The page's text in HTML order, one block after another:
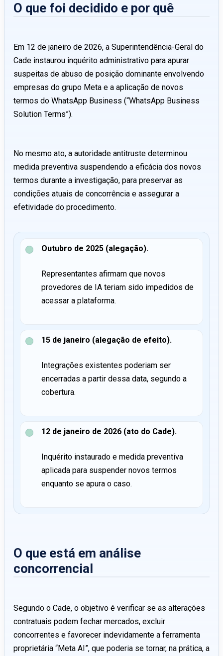
O que foi decidido e por quê
Em 12 de janeiro de 2026, a Superintendência-Geral do
Cade instaurou inquérito administrativo para apurar
suspeitas de abuso de posição dominante envolvendo
empresas do grupo Meta e a aplicação de novos
termos do WhatsApp Business (“WhatsApp Business
Solution Terms”).
No mesmo ato, a autoridade antitruste determinou
medida preventiva suspendendo a eficácia dos novos
termos durante a investigação, para preservar as
condições atuais de concorrência e assegurar a
efetividade do procedimento.
Outubro de 2025 (alegação).
Representantes afirmam que novos
provedores de IA teriam sido impedidos de
acessar a plataforma.
15 de janeiro (alegação de efeito).
Integrações existentes poderiam ser
encerradas a partir dessa data, segundo a
cobertura.
12 de janeiro de 2026 (ato do Cade).
Inquérito instaurado e medida preventiva
aplicada para suspender novos termos
enquanto se apura o caso.
O que está em análise
concorrencial
Segundo o Cade, o objetivo é verificar se as alterações
contratuais podem fechar mercados, excluir
concorrentes e favorecer indevidamente a ferramenta
proprietária “Meta AI”, que poderia se tornar, na prática, a